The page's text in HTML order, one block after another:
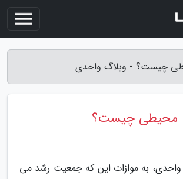
چیست؟ - وبلاگ واحدی
محیطی چیست؟
واحدی، به موازات این که جمعیت رشد می